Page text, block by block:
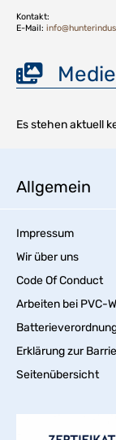
Kontakt:
E-Mail:
Es stehen aktuell
Allgemein
Impressum
Wir über uns
Code Of Conduct
Arbeiten bei PVC-
Erklärung zur
Seitenübersicht